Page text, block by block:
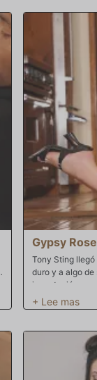
Gypsy Rose
Tony Sting
duro y a algo
importación y
esposa, Gypsy
compartir su
disfruten. A
mujer. Ah, y
suelta, la
polla.